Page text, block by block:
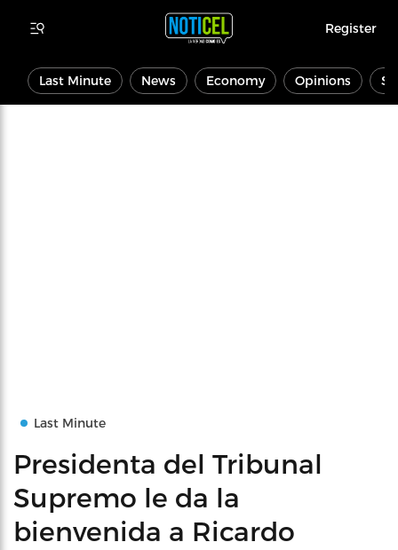
Register
Last Minute News Economy Opinions
Last Minute
Presidenta del Tribunal
Supremo le da la
bienvenida a Ricardo